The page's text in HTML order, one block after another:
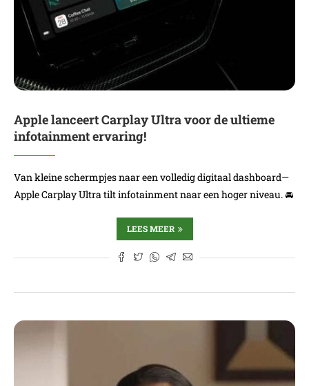
Apple lanceert Carplay Ultra voor de ultieme
infotainment ervaring!
Van kleine schermpjes naar een volledig digitaal dashboard—
Apple Carplay Ultra tilt infotainment naar een hoger niveau. 🚘
LEES MEER